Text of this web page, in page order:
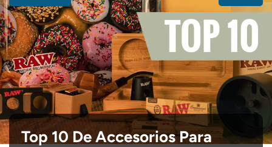
Top 10 De Accesorios Para